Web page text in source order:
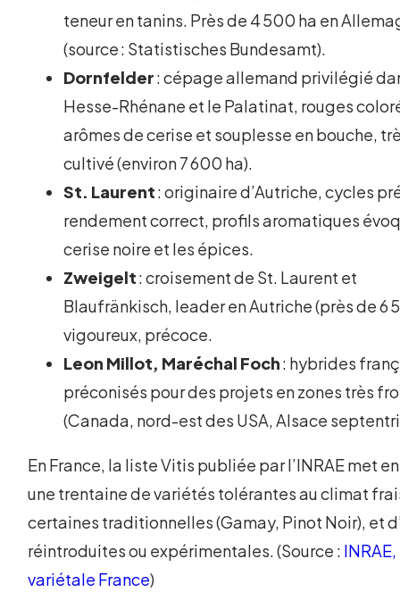
teneur en tanins. Près de 4 500 ha en
(source : Statistisches Bundesamt).
Dornfelder: cépage allemand privilégié
Hesse-Rhénane et le Palatinat, rouges
arômes de cerise et souplesse en bouche,
cultivé (environ 7 600 ha).
St. Laurent: originaire d’Autriche, cycles
rendement correct, profils aromatiques
cerise noire et les épices.
Zweigelt: croisement de St. Laurent et
Blaufränkisch, leader en Autriche (près de 6
vigoureux, précoce.
Leon Millot, Maréchal Foch: hybrides
préconisés pour des projets en zones très
(Canada, nord-est des USA, Alsace
En France, la liste Vitis publiée par l’INRAE met
une trentaine de variétés tolérantes au climat
certaines traditionnelles (Gamay, Pinot Noir), et
réintroduites ou expérimentales. (Source :
variétale France)